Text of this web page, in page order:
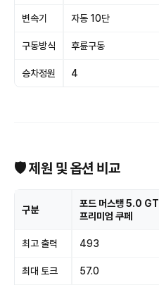
변속기 자동 10단
구동방식 후륜구동
승차정원 4
🛡 제원 및 옵션 비교
구분
포드 머스탱 5.0 GT
프리미엄 쿠페
최고 출력 493
최대 토크 57.0